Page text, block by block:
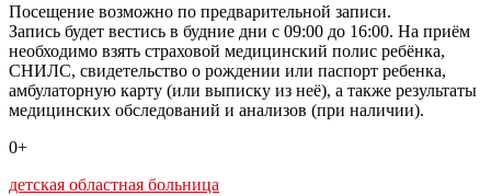
Посещение возможно по предварительной записи.
Запись будет вестись в будние дни с 09:00 до 16:00. На приём
необходимо взять страховой медицинский полис ребёнка,
СНИЛС, свидетельство о рождении или паспорт ребенка,
амбулаторную карту (или выписку из неё), а также результаты
медицинских обследований и анализов (при наличии).
0+
детская областная больница